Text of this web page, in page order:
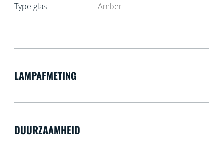
Type glas Amber
LAMPAFMETING
DUURZAAMHEID